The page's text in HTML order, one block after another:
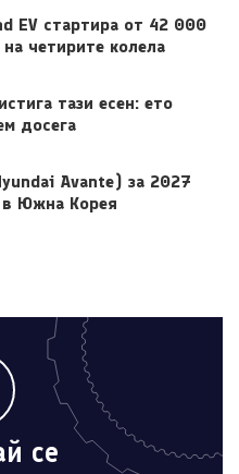
EV стартира от 42 000
четирите колела
тази есен: ето
досега
Avante) за 2027
Южна Корея
се